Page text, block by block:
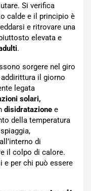
Si verifica
calde e il principio è
e ritrovare una
elevata e
.
sorgere nel giro
il giorno
legata
solari,
disidratazione e
della temperatura
di
il colpo di calore.
per chi può essere